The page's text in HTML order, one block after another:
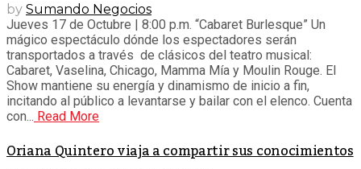
by Sumando Negocios
Jueves 17 de Octubre | 8:00 p.m. “Cabaret Burlesque” Un
mágico espectáculo dónde los espectadores serán
transportados a través de clásicos del teatro musical:
Cabaret, Vaselina, Chicago, Mamma Mía y Moulin Rouge. El
Show mantiene su energía y dinamismo de inicio a fin,
incitando al público a levantarse y bailar con el elenco. Cuenta
con... Read More
Oriana Quintero viaja a compartir sus conocimientos